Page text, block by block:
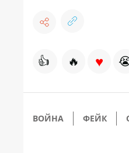
👍 🔥 ♥
ВОЙНА ФЕЙК